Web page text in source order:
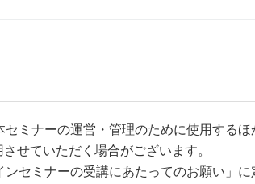
ミナーの運営・管理のために使用する
せていただく場合がございます。
セミナーの受講にあたってのお願い」